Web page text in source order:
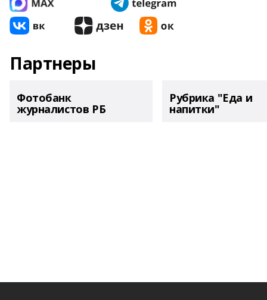
Партнеры
Фотобанк
журналистов РБ
Рубрика "Еда и
напитки"